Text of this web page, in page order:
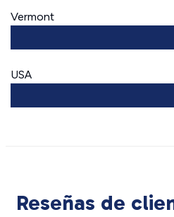
Vermont
USA
Reseñas de